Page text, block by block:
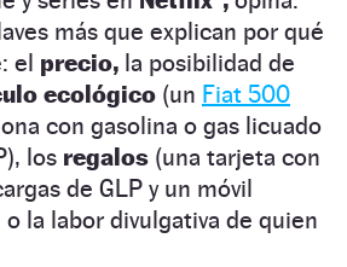
más que explican por qué
el precio, la posibilidad de
ecológico (un Fiat 500
con gasolina o gas licuado
los regalos (una tarjeta con
de GLP y un móvil
o la labor divulgativa de quien